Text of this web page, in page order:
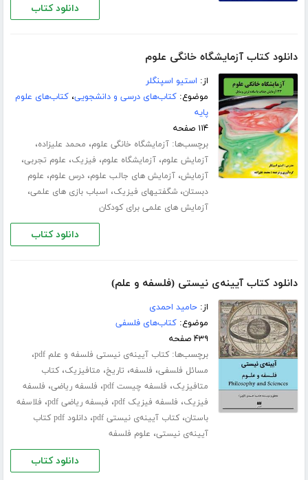
دانلود کتاب
دانلود کتاب آزمایشگاه خانگی علوم
از: استیو اسپنگلر
موضوع:کتاب‌های درسی و دانشجویی،کتاب‌های علوم
پایه
۱۱۴ صفحه
برچسب‌ها:آزمایشگاه خانگی علوم، محمد علیزاده،
آزمایش علوم،آزمایشگاه علوم، فیزیک، علوم تجربی،
آزمایش،آزمایش های جالب علوم،درس علوم، علوم
دبستان،شگفتیهای فیزیک، اسباب بازی های علمی،
آزمایش های علمی برای کودکان
دانلود کتاب
دانلود کتاب آیینه‌ی نیستی (فلسفه و علم)
از:حامید احمدی
موضوع:کتاب‌های فلسفی
۴۳۹ صفحه
برچسب‌ها:کتاب آیینه‌ی نیستی فلسفه و علم pdf ،
مسائل فلسفى، فلسفه، تاریخ، متافیزیک،کتاب
متافیزیک، فلسفه چیست pdf ، فلسفه ریاضی، فلسفه
فیزیک، فلسفه فیزیک pdf ، فبسفه ریاضی pdf ، فلاسفه
باستان،کتاب آیینه‌ی نیستی pdf ،
دانلود pdf کتاب
آیینه‌ی نیستی، علوم فلسفه
دانلود کتاب